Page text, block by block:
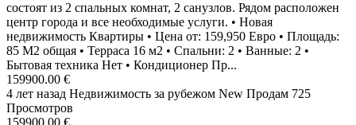
состоят из 2 спальных комнат, 2 санузлов. Рядом расположен
центр города и все необходимые услуги. • Новая
недвижимость Квартиры • Цена от: 159,950 Евро • Площадь:
85 M2 общая • Терраса 16 м2 • Спальни: 2 • Ванные: 2 •
Бытовая техника Нет • Кондиционер Пр...
159900.00 €
4 лет назад Недвижимость за рубежом New Продам 725
Просмотров
159900.00 €